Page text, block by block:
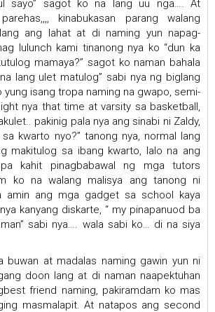
sayo” sagot ko na lang uu nga…. At
kinabukasan parang walang
ang lahat at di naming yun napag-
lulunch kami tinanong nya ko “dun ka
mamaya?” sagot ko naman bahala
lang ulet matulog” sabi nya ng biglang
yung isang tropa naming na gwapo, semi-
nya that time at varsity sa basketball,
pakinig pala nya ang sinabi ni Zaldy,
kwarto nyo?” tanong nya, normal lang
makitulog sa ibang kwarto, lalo na ang
kahit pinagbabawal ng mga tutors
ko na walang malisya ang tanong ni
amin ang mga gadget sa school kaya
kanyang diskarte, “ my pinapanuod ba
sabi nya…. wala sabi ko… di na siya
buwan at madalas naming gawin yun ni
doon lang at di naman naapektuhan
friend naming, pakiramdam ko mas
masmalapit. At natapos ang second